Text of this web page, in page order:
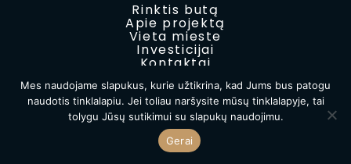
Rinktis butą
Apie projektą
Vieta mieste
Investicijai
Kontaktai
2026 Druskonių perlas © Visos teisės saugomos
Privatumo politika
Mes naudojame slapukus, kurie užtikrina, kad Jums bus patogu
naudotis tinklalapiu. Jei toliau naršysite mūsų tinklalapyje, tai
tolygu Jūsų sutikimui su slapukų naudojimu.
Gerai